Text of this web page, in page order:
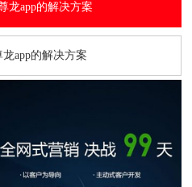
龙app的解决方案
app的解决方案